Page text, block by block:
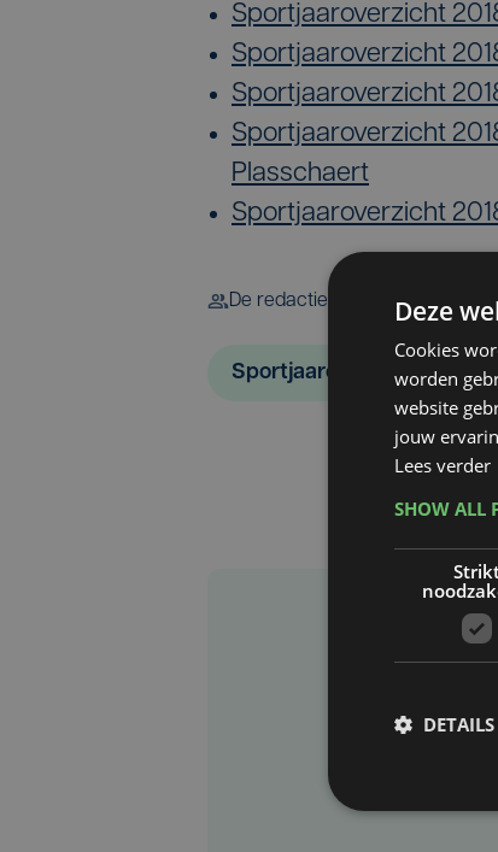
Sportjaaroverzicht
Sportjaaroverzicht
Sportjaaroverzicht
Sportjaaroverzicht
Plasschaert
Sportjaaroverzicht
De redactie
Sportjaaroverzicht 2018
Deze
Cookies
worden
website
jouw
Lees verder
SHOW ALL